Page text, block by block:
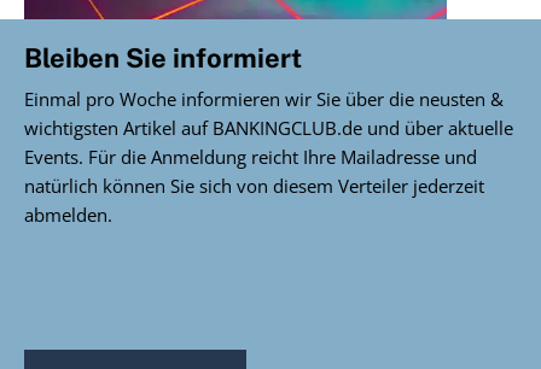
Bleiben Sie informiert
Einmal pro Woche informieren wir Sie über die neusten &
wichtigsten Artikel auf BANKINGCLUB.de und über aktuelle
Events. Für die Anmeldung reicht Ihre Mailadresse und
natürlich können Sie sich von diesem Verteiler jederzeit
abmelden.